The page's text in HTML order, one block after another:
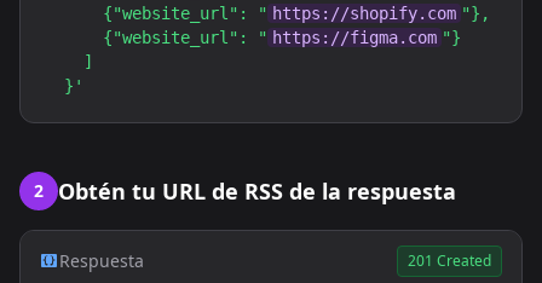
      {"website_url": "
https://shopify.com "},
      {"website_url": "
https://figma.com "}
    ]
  }'
2 Obtén tu URL de RSS de la respuesta
Respuesta 201 Created